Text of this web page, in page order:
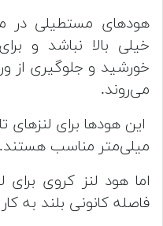
هودهای مستطیلی در
خیلی بالا نباشد و
خورشید و جلوگیری از
می‌روند.
میلی‌متر مناسب هستند.
اما هود لنز کروی برای
فاصله کانونی بلند به